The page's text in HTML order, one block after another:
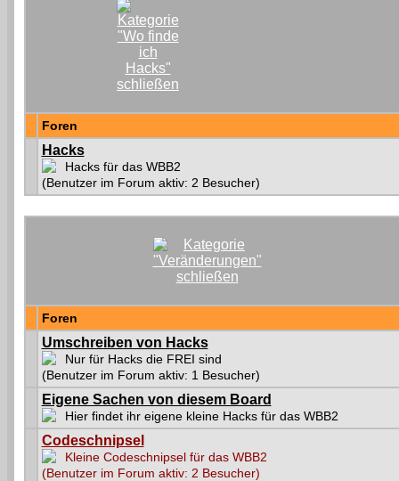
Foren
Hacks
Hacks für das WBB2
(Benutzer im Forum aktiv: 2 Besucher)
Foren
Umschreiben von Hacks
Nur für Hacks die FREI sind
(Benutzer im Forum aktiv: 1 Besucher)
Eigene Sachen von diesem Board
Hier findet ihr eigene kleine Hacks für das WBB2
Codeschnipsel
Kleine Codeschnipsel für das WBB2
(Benutzer im Forum aktiv: 2 Besucher)